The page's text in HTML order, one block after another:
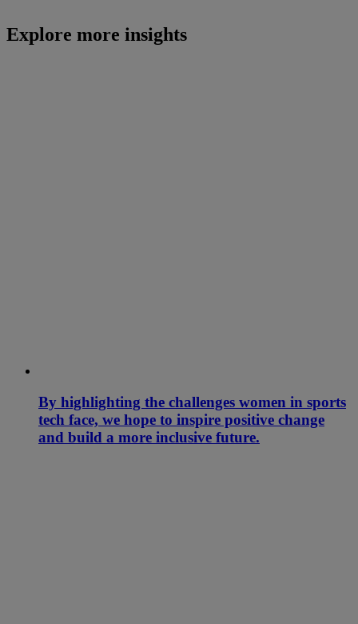
Explore more insights
By highlighting the challenges women in sports
tech face, we hope to inspire positive change
and build a more inclusive future.